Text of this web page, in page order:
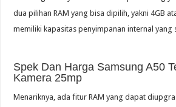
dua pilihan RAM yang bisa dipilih, yakni 4GB
memiliki kapasitas penyimpanan internal yang
Spek Dan Harga Samsung A50
Kamera 25mp
Menariknya, ada fitur RAM yang dapat